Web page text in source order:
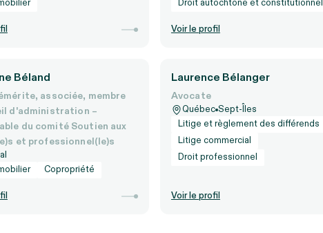
Droit autochtone et constitutionnel
Voir le profil
Béland
associée, membre
d'administration –
du comité Soutien aux
et professionnel(le)s
Copropriété
Laurence Bélanger
Avocate
Québec Sept-Îles
Litige et règlement des différends
Litige commercial
Droit professionnel
Voir le profil